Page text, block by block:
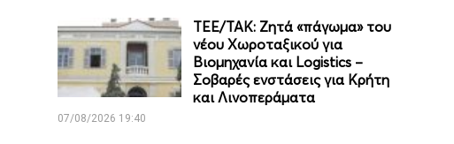
ΤΕΕ/ΤΑΚ: Ζητά «πάγωμα» του
νέου Χωροταξικού για
Βιομηχανία και Logistics –
Σοβαρές ενστάσεις για Κρήτη
και Λινοπεράματα
07/08/2026 19:40